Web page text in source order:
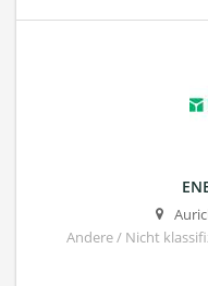
Andere / Nicht